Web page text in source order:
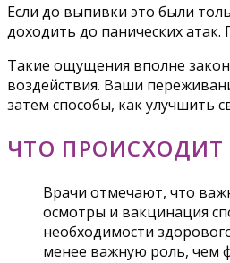
Если до выпивки это были
доходить до панических атак.
Такие ощущения вполне
воздействия. Ваши
затем способы, как улучшить
ЧТО ПРОИСХОДИТ
Врачи отмечают, что
осмотры и вакцинация
необходимости
менее важную роль, чем